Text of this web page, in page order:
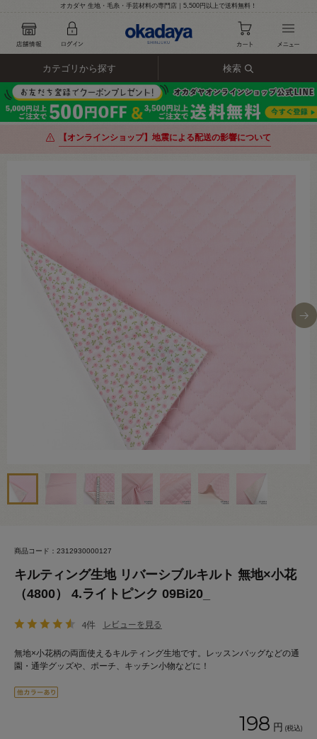
オカダヤ 生地・毛糸・手芸材料の専門店｜5,500円以上で送料無料！
カテゴリから探す 検索
【オンラインショップ】地震による配送の影響について
商品コード：2312930000127
キルティング生地 リバーシブルキルト 無地×小花
（4800） 4.ライトピンク 09Bi20_
4件 レビューを見る
無地×小花柄の両面使えるキルティング生地です。レッスンバッグなどの通
園・通学グッズや、ポーチ、キッチン小物などに！
198 円 (税込)